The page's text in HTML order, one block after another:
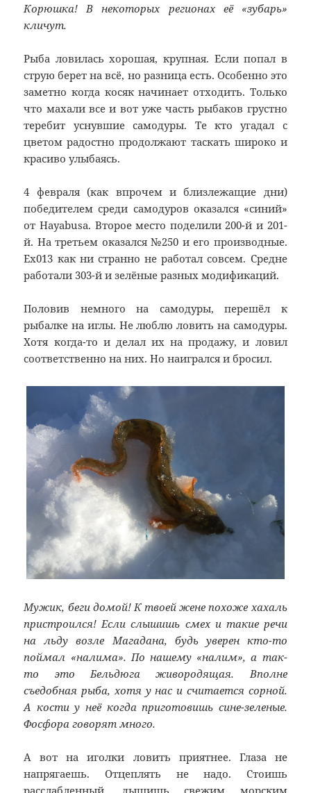
Корюшка! В некоторых регионах её «зубарь»
кличут.
Рыба ловилась хорошая, крупная. Если попал в
струю берет на всё, но разница есть. Особенно это
заметно когда косяк начинает отходить. Только
что махали все и вот уже часть рыбаков грустно
теребит уснувшие самодуры. Те кто угадал с
цветом радостно продолжают таскать широко и
красиво улыбаясь.
4 февраля (как впрочем и близлежащие дни)
победителем среди самодуров оказался «синий»
от Hayabusa. Второе место поделили 200-й и 201-
й. На третьем оказался №250 и его производные.
Ех013 как ни странно не работал совсем. Средне
работали 303-й и зелёные разных модификаций.
Половив немного на самодуры, перешёл к
рыбалке на иглы. Не люблю ловить на самодуры.
Хотя когда-то и делал их на продажу, и ловил
соответственно на них. Но наигрался и бросил.
Мужик, беги домой! К твоей жене похоже хахаль
пристроился! Если слышишь смех и такие речи
на льду возле Магадана, будь уверен кто-то
поймал «налима». По нашему «налим», а так-
то это Бельдюга живородящая. Вполне
съедобная рыба, хотя у нас и считается сорной.
А кости у неё когда приготовишь сине-зеленые.
Фосфора говорят много.
А вот на иголки ловить приятнее. Глаза не
напрягаешь. Отцеплять не надо. Стоишь